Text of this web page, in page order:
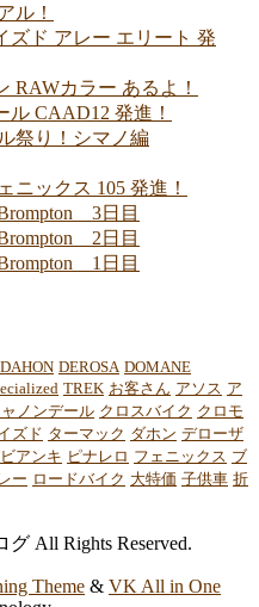
ル！
ズド アレー エリート 発
RAWカラー あるよ！
ル CAAD12 発進！
祭り！シマノ編
ニックス 105 発進！
3日目
2日目
1日目
DAHON DEROSA DOMANE
TREK お客さん アソス ア
ノンデール クロスバイク クロモ
ズド ターマック ダホン デローザ
ビアンキ ピナレロ フェニックス ブ
ー ロードバイク 大特価 子供車 折
All Rights Reserved.
Theme & VK All in One